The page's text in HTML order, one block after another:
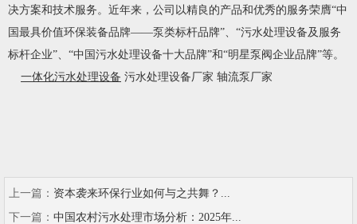
决方案和技术服务。近年来，公司以精良的产品和优秀的服务荣膺“中
国最具价值环保装备品牌——泵类标杆品牌”、“污水处理设备及服务
标杆企业”、“中国污水处理设备十大品牌”和“明星泵阀企业品牌”等。
一体化污水处理设备 污水处理设备厂家 轴流泵厂家
上一篇： 资本袭来环保行业如何与之共舞？...
下一篇： 中国农村污水处理市场分析：2025年...